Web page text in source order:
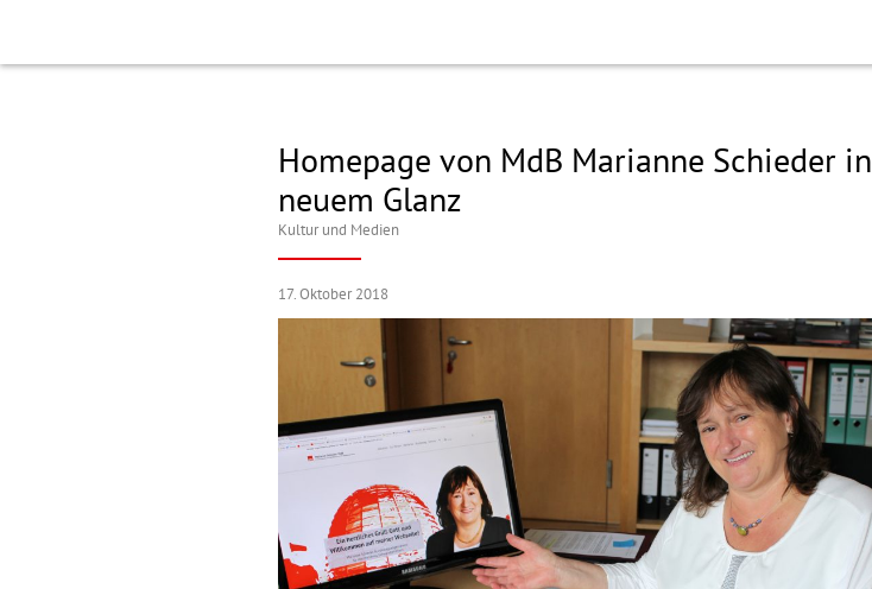
Homepage von MdB Marianne Schieder in
neuem Glanz
Kultur und Medien
17. Oktober 2018